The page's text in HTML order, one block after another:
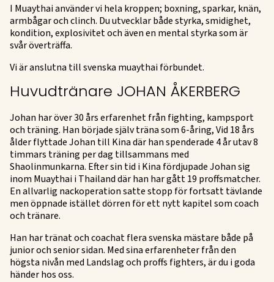
I Muaythai använder vi hela kroppen; boxning, sparkar, knän,
armbågar och clinch. Du utvecklar både styrka, smidighet,
kondition, explosivitet och även en mental styrka som är
svår överträffa.
Vi är anslutna till svenska muaythai förbundet.
Huvudtränare JOHAN ÅKERBERG
Johan har över 30 års erfarenhet från fighting, kampsport
och träning. Han började själv träna som 6-åring, Vid 18 års
ålder flyttade Johan till Kina där han spenderade 4 år utav 8
timmars träning per dag tillsammans med
Shaolinmunkarna. Efter sin tid i Kina fördjupade Johan sig
inom Muaythai i Thailand där han har gått 19 proffsmatcher.
En allvarlig nackoperation satte stopp för fortsatt tävlande
men öppnade istället dörren för ett nytt kapitel som coach
och tränare.
Han har tränat och coachat flera svenska mästare både på
junior och senior sidan. Med sina erfarenheter från den
högsta nivån med Landslag och proffs fighters, är du i goda
händer hos oss.